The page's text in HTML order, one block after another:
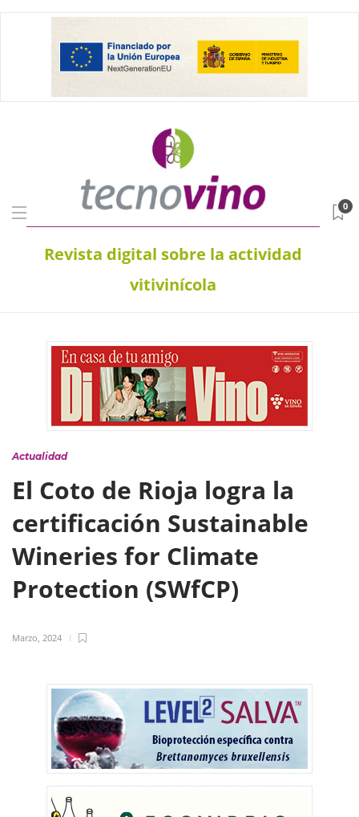
Revista digital sobre la actividad
vitivinícola
0
Actualidad
El Coto de Rioja logra la
certificación Sustainable
Wineries for Climate
Protection (SWfCP)
Marzo, 2024